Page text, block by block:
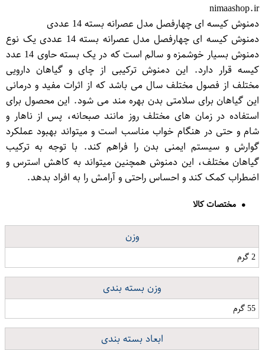
nimaashop.ir
دمنوش کیسه ای چهارفصل مدل عصرانه بسته 14 عددی
دمنوش کیسه ای چهارفصل مدل عصرانه بسته 14 عددی یک نوع
دمنوش بسیار خوشمزه و سالم است که در یک بسته حاوی 14 عدد
کیسه قرار دارد. این دمنوش ترکیبی از چای و گیاهان دارویی
مختلف از فصول مختلف سال می باشد که از اثرات مفید و درمانی
این گیاهان برای سلامتی بدن بهره مند می شود. این محصول برای
استفاده در زمان های مختلف روز مانند صبحانه، پس از ناهار و
شام و حتی در هنگام خواب مناسب است و میتواند بهبود عملکرد
گوارش و سیستم ایمنی بدن را فراهم کند. با توجه به ترکیب
گیاهان مختلف، این دمنوش همچنین میتواند به کاهش استرس و
اضطراب کمک کند و احساس راحتی و آرامش را به افراد بدهد.
مختصات کالا
وزن
2 گرم
وزن بسته بندی
55 گرم
ابعاد بسته بندی